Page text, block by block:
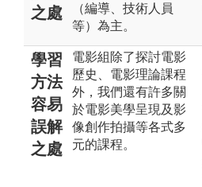
之處
（編導、技術人員
等）為主。
學習
方法
容易
誤解
之處
電影組除了探討電影
歷史、電影理論課程
外，我們還有許多關
於電影美學呈現及影
像創作拍攝等各式多
元的課程。